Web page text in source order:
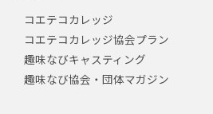
コエテコカレッジ
コエテコカレッジ協会プラン
趣味なびキャスティング
趣味なび協会・団体マガジン